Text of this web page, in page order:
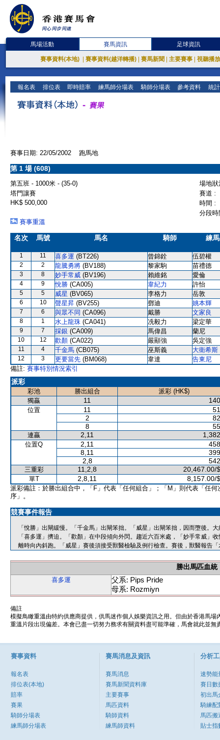
馬場活動 賽馬資訊 足球資訊
賽事資料(本地) 賽事資料(越洋轉播) 賽馬新聞 主要賽事 視聽播
報名表 排位表 即時賠率 練馬師分場表 騎師分場表 參考資料 統
賽事日期: 22/05/2002 跑馬地
第 1 場 (608)
第五班 - 1000米 - (35-0)
場地
塔門讓賽
賽道 :
HK$ 500,000
時間 :
分段
賽事重溫
名次 馬號 馬名 騎師 練
1 11 喜多運 (BT226) 曾錦銓 伍碧權
2 2 龍騰勇將 (BV188) 黎家駒 苗禮德
3 8 妙手常威 (BV196) 賴維銘 愛倫
4 9 悅勝 (CA005) 韋紀力 許怡
5 5 威星 (BV065) 李格力 岳敦
6 10 聲星昇 (BV255) 鄧迪 姚本輝
7 6 與眾不同 (CA096) 戴勝 文家良
8 1 水上龍珠 (CA041) 冼毅力 梁定華
9 7 採銀 (CA009) 馬偉昌 蘭尼
10 12 歡顏 (CA022) 嚴顯強 吳定強
11 4 千金馬 (CB075) 巫斯義 大衛希斯
12 3 更要當先 (BM068) 韋達
告東尼
備註: 賽事特別情況索引
派彩
彩池 勝出組合
派彩 (HK$)
獨贏
11
位置 11
2
8
連贏 2,11
位置Q 2,11
8,11
2,8
三重彩 11,2,8 20,467.00/
單T 2,8,11 8,157.00/
派彩備註：於勝出組合中，「F」代表「任何組合」；「M」則代表「任何
序」。
競賽事件報告
「悅勝」出閘緩慢。「千金馬」出閘笨拙。「威星」出閘笨拙，因而墮後。
「喜多運」擠迫。「歡顏」在中段傾向外閃。趨近六百米處，「妙手常威」
離時向內斜跑。「威星」賽後須接受獸醫檢驗及例行檢查。賽後，獸醫報告
勝出馬匹血統
喜多運
父系: Pips Pride
母系: Rozmiyn
備註
模擬鳥瞰重溫由特約供應商提供，供馬迷作個人娛樂資訊之用。但由於香港馬
重溫片段出現偏差。本會已盡一切努力務求有關資料盡可能準確，馬會就此並
賽事資料
報名表
排位表(本地)
賠率
賽果
騎師分場表
練馬師分場表
賽馬消息及資訊
賽馬消息
賽馬新聞資料庫
主要賽事
馬匹資料
騎師資料
練馬師資料
分析
速勢能
賽日數
初出馬
騎練配
馬匹搬
貼士指